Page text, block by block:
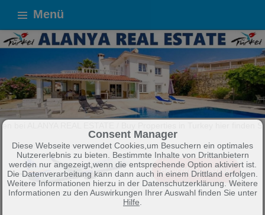
Menü
ESTATE / Buy Properties in Turkey hier finden Sie Wohnungen
Consent Manager
Diese Webseite verwendet Cookies,um Besuchern ein optimales
Nutzererlebnis zu bieten. Bestimmte Inhalte von Drittanbietern
werden nur angezeigt,wenn die entsprechende Option aktiviert ist.
Die Datenverarbeitung kann dann auch in einem Drittland erfolgen.
Weitere Informationen hierzu in der Datenschutzerklärung. Weitere
Informationen zu den Auswirkungen Ihrer Auswahl finden Sie unter
Hilfe